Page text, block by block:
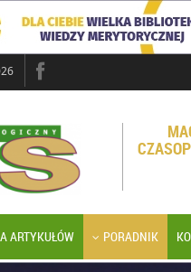
ARTYKUŁÓW PORADNIK